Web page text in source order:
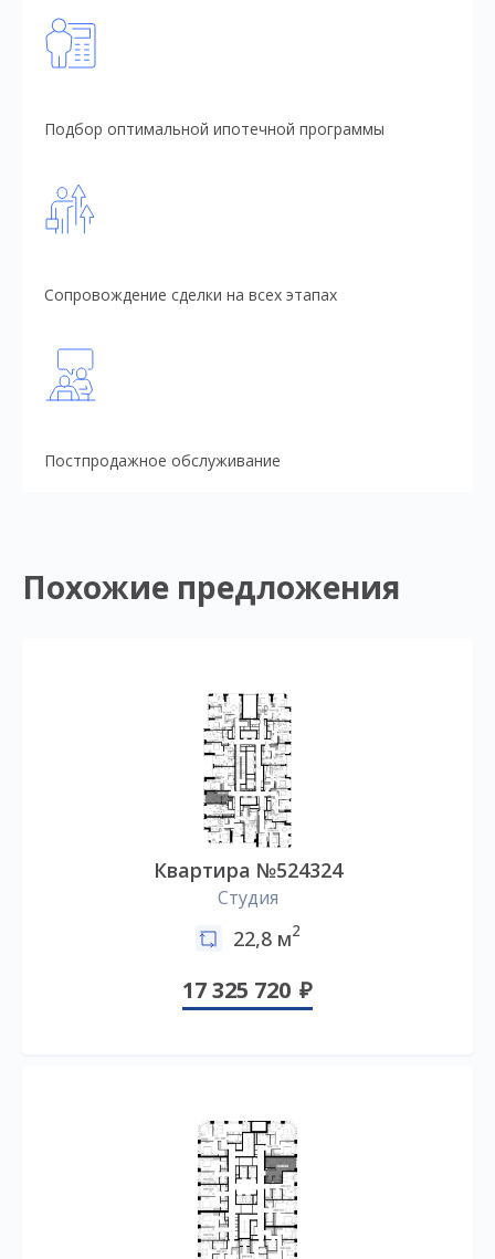
Подбор оптимальной ипотечной программы
Сопровождение сделки на всех этапах
Постпродажное обслуживание
Похожие предложения
Квартира №524324
Студия
22,8 м2
17 325 720